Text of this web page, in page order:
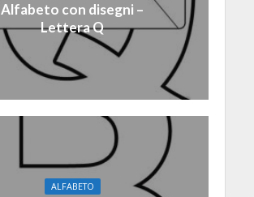
Alfabeto con disegni –
Lettera Q
ALFABETO